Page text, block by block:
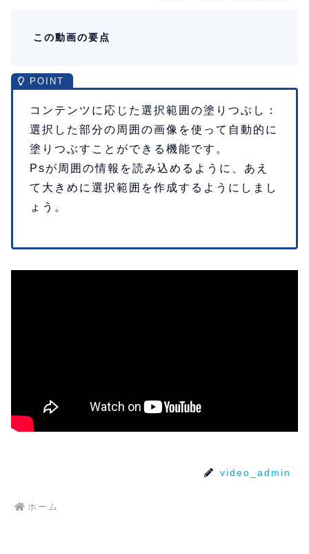
この動画の要点
コンテンツに応じた選択範囲の塗りつぶし：
選択した部分の周囲の画像を使って自動的に
塗りつぶすことができる機能です。
Psが周囲の情報を読み込めるように、あえ
て大きめに選択範囲を作成するようにしまし
ょう。
video_admin
ホーム